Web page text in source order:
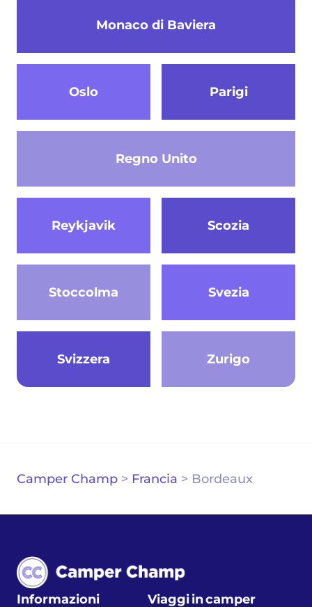
Monaco di Baviera
Oslo Parigi
Regno Unito
Reykjavik Scozia
Stoccolma Svezia
Svizzera Zurigo
Camper Champ > Francia > Bordeaux
Informazioni Viaggi in camper